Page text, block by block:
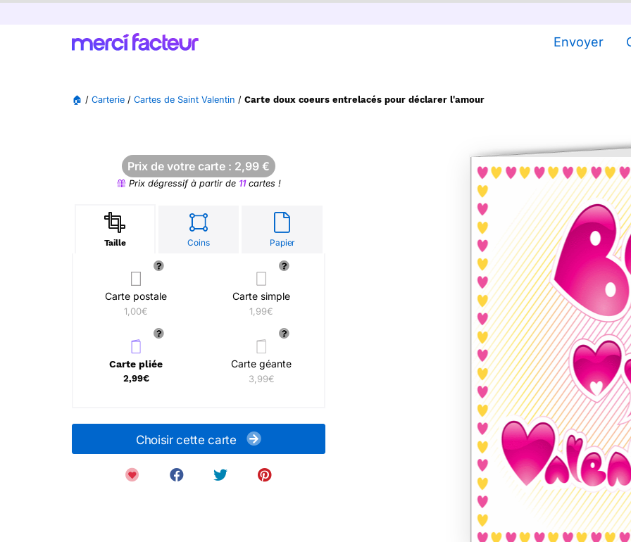
Envoyer
🏠 / Carterie / Cartes de Saint Valentin / Carte doux coeurs entrelacés pour déclarer l'amour
Prix de votre carte : 2,99 €
Prix dégressif à partir de 11cartes !
Taille Coins Papier
Carte postale
1,00€
Carte simple
1,99€
Carte pliée
2,99€
Carte géante
3,99€
Choisir cette carte